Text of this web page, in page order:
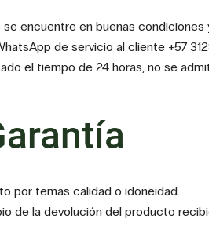
encuentre en buenas
de servicio al cliente +57
el tiempo de 24 horas, no se
por temas calidad o idoneidad.
de la devolución del producto